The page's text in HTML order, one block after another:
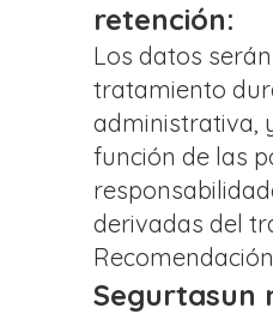
retención:
Los datos
tratamiento
administrativa,
función de las
derivadas del
Segurtasun